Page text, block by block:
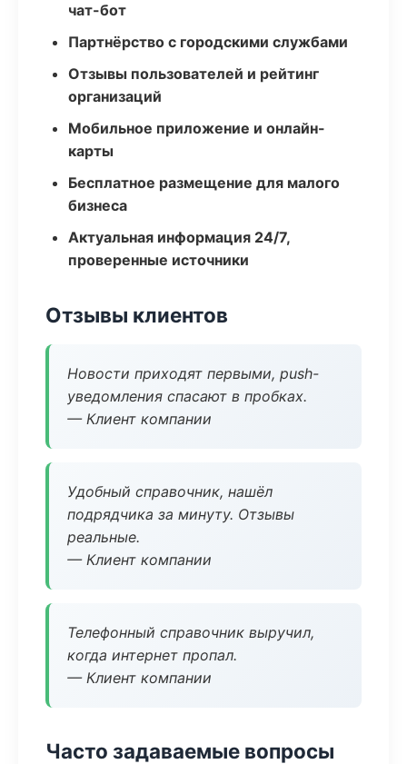
чат-бот
Партнёрство с городскими службами
Отзывы пользователей и рейтинг
организаций
Мобильное приложение и онлайн-
карты
Бесплатное размещение для малого
бизнеса
Актуальная информация 24/7,
проверенные источники
Отзывы клиентов
Новости приходят первыми, push-
уведомления спасают в пробках.
— Клиент компании
Удобный справочник, нашёл
подрядчика за минуту. Отзывы
реальные.
— Клиент компании
Телефонный справочник выручил,
когда интернет пропал.
— Клиент компании
Часто задаваемые вопросы